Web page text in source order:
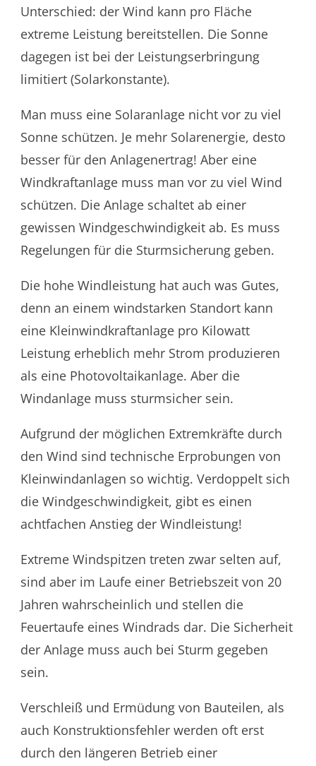
Unterschied: der Wind kann pro Fläche
extreme Leistung bereitstellen. Die Sonne
dagegen ist bei der Leistungserbringung
limitiert (Solarkonstante).
Man muss eine Solaranlage nicht vor zu viel
Sonne schützen. Je mehr Solarenergie, desto
besser für den Anlagenertrag! Aber eine
Windkraftanlage muss man vor zu viel Wind
schützen. Die Anlage schaltet ab einer
gewissen Windgeschwindigkeit ab. Es muss
Regelungen für die Sturmsicherung geben.
Die hohe Windleistung hat auch was Gutes,
denn an einem windstarken Standort kann
eine Kleinwindkraftanlage pro Kilowatt
Leistung erheblich mehr Strom produzieren
als eine Photovoltaikanlage. Aber die
Windanlage muss sturmsicher sein.
Aufgrund der möglichen Extremkräfte durch
den Wind sind technische Erprobungen von
Kleinwindanlagen so wichtig. Verdoppelt sich
die Windgeschwindigkeit, gibt es einen
achtfachen Anstieg der Windleistung!
Extreme Windspitzen treten zwar selten auf,
sind aber im Laufe einer Betriebszeit von 20
Jahren wahrscheinlich und stellen die
Feuertaufe eines Windrads dar. Die Sicherheit
der Anlage muss auch bei Sturm gegeben
sein.
Verschleiß und Ermüdung von Bauteilen, als
auch Konstruktionsfehler werden oft erst
durch den längeren Betrieb einer